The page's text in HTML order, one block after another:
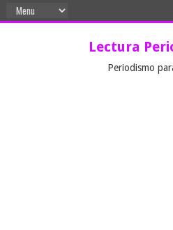
Lectura
Periodismo